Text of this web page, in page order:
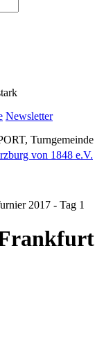
Newsletter
von 1848 e.V.
2017 - Tag 1